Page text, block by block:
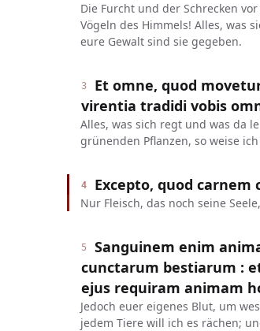
Die Furcht und der Schrecken
Vögeln des Himmels! Alles, was
eure Gewalt sind sie gegeben.
3
Et omne, quod
virentia tradidi vobis
Alles, was sich regt und was da
grünenden Pflanzen, so weise
4 Excepto, quod
Nur Fleisch, das noch seine
5
Sanguinem enim
cunctarum bestiarum :
ejus requiram animam
Jedoch euer eigenes Blut, um
jedem Tiere will ich es rächen;